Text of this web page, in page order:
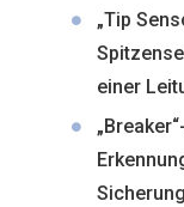
„Tip
einer